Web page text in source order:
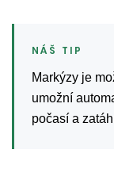
Markýzy je
umožní
počasí a